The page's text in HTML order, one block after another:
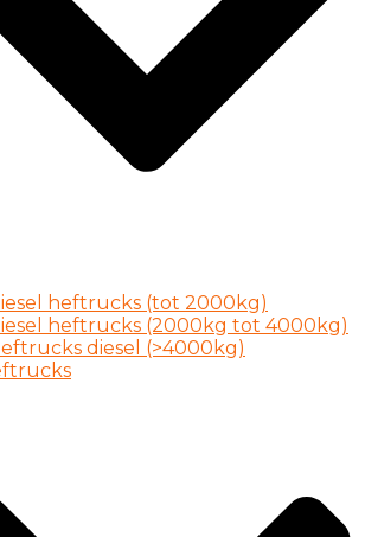
heftrucks (tot 2000kg)
heftrucks (2000kg tot 4000kg)
diesel (>4000kg)